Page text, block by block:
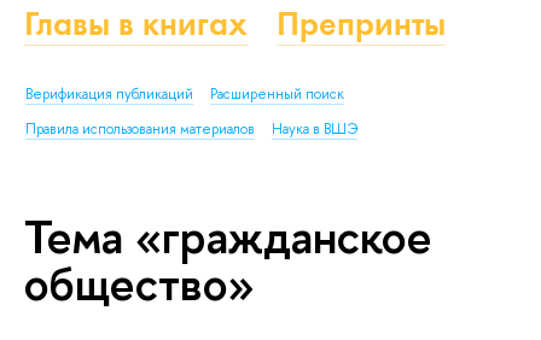
Главы в книгах
Препринты
Верификация публикаций
Расширенный поиск
Правила использования материалов
Наука в ВШЭ
Тема «гражданское
общество»